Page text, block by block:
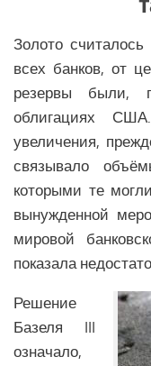
Золото считалось
всех банков, от
резервы были,
облигациях
увеличения,
связывало
которыми те
вынужденной
мировой
показала
Решение
Базеля III
означало,